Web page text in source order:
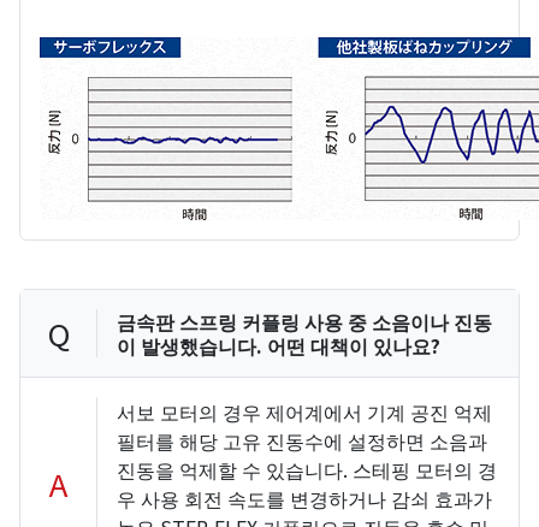
Q
금속판 스프링 커플링 사용 중 소음이나 진동
이 발생했습니다. 어떤 대책이 있나요?
A
서보 모터의 경우 제어계에서 기계 공진 억제
필터를 해당 고유 진동수에 설정하면 소음과
진동을 억제할 수 있습니다. 스테핑 모터의 경
우 사용 회전 속도를 변경하거나 감쇠 효과가